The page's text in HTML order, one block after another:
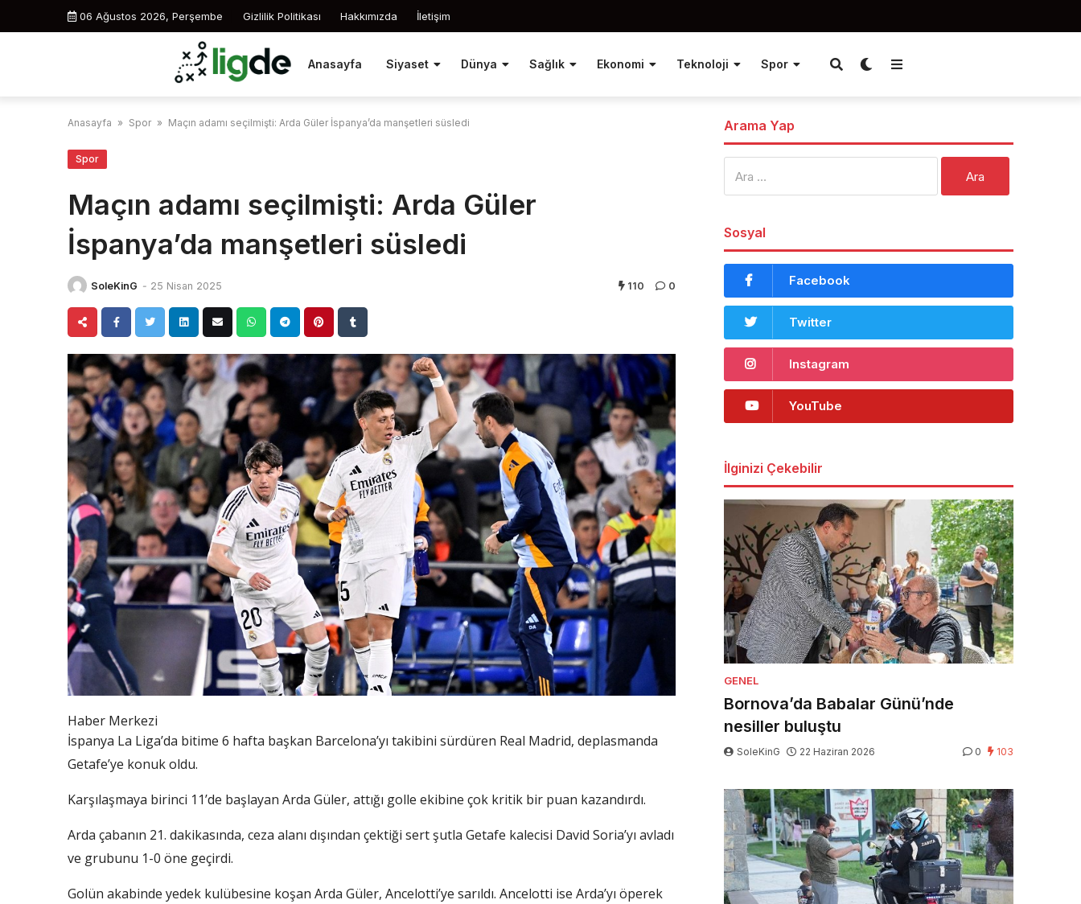
06 Ağustos 2026, Perşembe Gizlilik Politikası Hakkımızda İletişim
Anasayfa Siyaset Dünya Sağlık Ekonomi Teknoloji Spor
Anasayfa » Spor » Maçın adamı seçilmişti: Arda Güler İspanya’da manşetleri süsledi
Spor
Maçın adamı seçilmişti: Arda Güler
İspanya’da manşetleri süsledi
SoleKinG - 25 Nisan 2025 110 0
Haber Merkezi
İspanya La Liga’da bitime 6 hafta başkan Barcelona’yı takibini sürdüren Real Madrid, deplasmanda
Getafe’ye konuk oldu.
Karşılaşmaya birinci 11’de başlayan Arda Güler, attığı golle ekibine çok kritik bir puan kazandırdı.
Arda çabanın 21. dakikasında, ceza alanı dışından çektiği sert şutla Getafe kalecisi David Soria’yı avladı
ve grubunu 1-0 öne geçirdi.
Golün akabinde yedek kulübesine koşan Arda Güler, Ancelotti’ye sarıldı. Ancelotti ise Arda’yı öperek
Arama Yap
Sosyal
Facebook
Twitter
Instagram
YouTube
İlginizi Çekebilir
GENEL
Bornova’da Babalar Günü’nde
nesiller buluştu
SoleKinG 22 Haziran 2026 0 103